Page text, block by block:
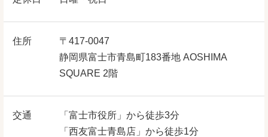
住所
〒417-0047
静岡県富士市青島町183番地 AOSHIMA
SQUARE 2階
交通
「富士市役所」から徒歩3分
「西友富士青島店」から徒歩1分